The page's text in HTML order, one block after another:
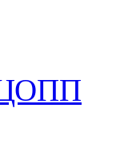
ЦОПП